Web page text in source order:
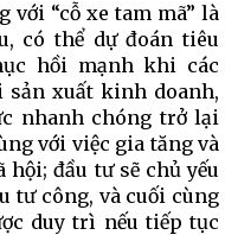
với “cỗ xe tam mã” là
có thể dự đoán tiêu
hồi mạnh khi các
sản xuất kinh doanh,
nhanh chóng trở lại
với việc gia tăng và
đầu tư sẽ chủ yếu
tư công, và cuối cùng
duy trì nếu tiếp tục